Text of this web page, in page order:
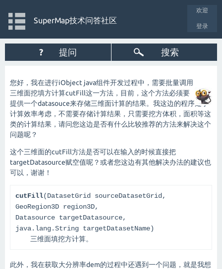
欢迎
登录
SuperMap技术问答社区
? 提问 搜索
您好，我在进行iObject java组件开发过程中，需要批量调用
三维面挖填方计算cutFill这一方法，目前，这个方法必须要
提供一个datasouce来存储三维面计算的结果。我这边的程序处于
计算效率考虑，不需要存储计算结果，只需要挖方体积，面积等这
类的计算结果，请问您这边是否有什么比较推荐的方法来解决这个
问题呢？
这个三维面的cutFill方法是否可以在输入的时候直接把
targetDatasource赋空值呢？或者您这边有其他解决办法的建议也
可以，谢谢！
cutFill(DatasetGrid
sourceDatasetGrid,
GeoRegion3D region3D,
Datasource targetDatasource,
java.lang.String targetDatasetName)
三维面填挖方计算。
此外，我在获取大分辨率dem的过程中还遇到一个问题，就是我想